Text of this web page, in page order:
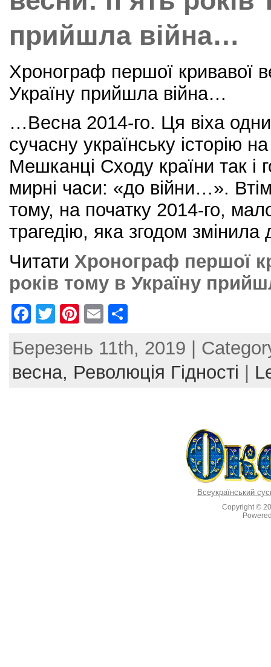
прийшла війна…
Хронограф першої кривавої
Україну прийшла війна…
…Весна 2014-го. Ця віха
сучасну українську історію
Мешканці Сходу країни так і
мирні часи: «до війни…».
тому, на початку 2014-го,
трагедію, яка згодом
Читати Хронограф першої
років тому в Україну
F
c
e
T
itt
er
Pi
er
e
E
ai
l
ar
e
Березень 11th, 2019 |
весна, Революція Гідності
Всеукраїнський
Copyright ©